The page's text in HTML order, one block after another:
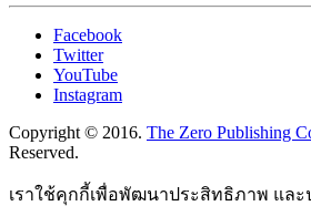
Facebook
Twitter
YouTube
Instagram
Copyright © 2016. The Zero Publishing
Reserved.
เราใช้คุกกี้เพื่อพัฒนาประสิทธิภาพ แล